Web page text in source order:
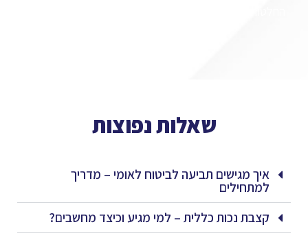
שאלות נפוצות
איך מגישים תביעה לביטוח לאומי – מדריך
למתחילים
קצבת נכות כללית – למי מגיע וכיצד מחשבים?